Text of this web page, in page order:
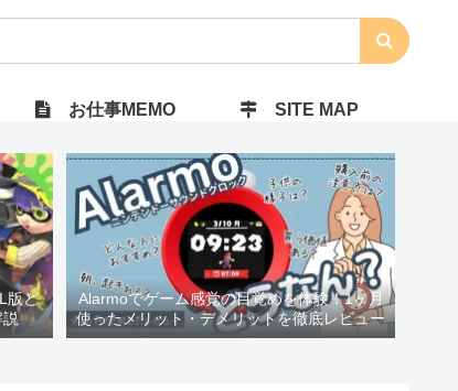
お仕事MEMO SITE MAP
版ど
説
Alarmoでゲーム感覚の目覚めを体験！1ヶ月
使ったメリット・デメリットを徹底レビュー